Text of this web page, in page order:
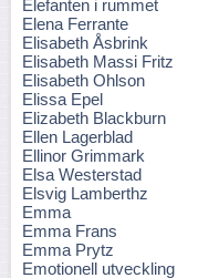
Elefanten i rummet
Elena Ferrante
Elisabeth Åsbrink
Elisabeth Massi Fritz
Elisabeth Ohlson
Elissa Epel
Elizabeth Blackburn
Ellen Lagerblad
Ellinor Grimmark
Elsa Westerstad
Elsvig Lamberthz
Emma
Emma Frans
Emma Prytz
Emotionell utveckling